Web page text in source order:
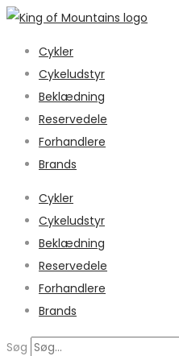
Cykler
Cykeludstyr
Beklædning
Reservedele
Forhandlere
Brands
Cykler
Cykeludstyr
Beklædning
Reservedele
Forhandlere
Brands
Søg